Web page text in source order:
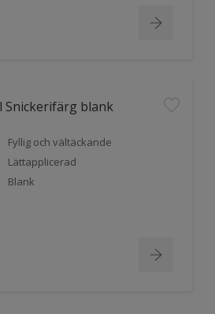
Snickerifärg blank
Fyllig och vältäckande
Lättapplicerad
Blank